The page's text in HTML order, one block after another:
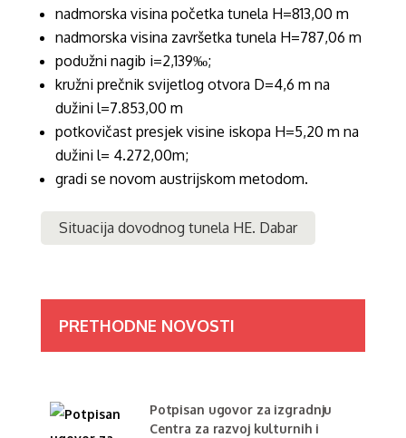
nadmorska visina početka tunela H=813,00 m
nadmorska visina završetka tunela H=787,06 m
podužni nagib i=2,139‰;
kružni prečnik svijetlog otvora D=4,6 m na
dužini l=7.853,00 m
potkovičast presjek visine iskopa H=5,20 m na
dužini l= 4.272,00m;
gradi se novom austrijskom metodom.
Situacija dovodnog tunela HE. Dabar
PRETHODNE NOVOSTI
Potpisan ugovor za izgradnju
Centra za razvoj kulturnih i